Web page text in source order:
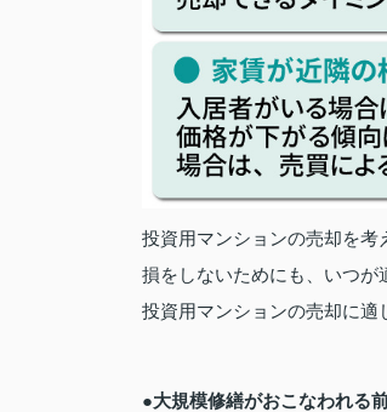
投資用マンションの売却を考
損をしないためにも、いつが
投資用マンションの売却に適
●大規模修繕がおこなわれる